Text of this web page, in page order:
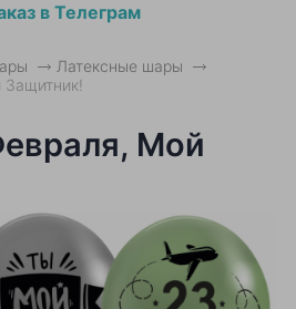
в Телеграм
Латексные шары
Мой